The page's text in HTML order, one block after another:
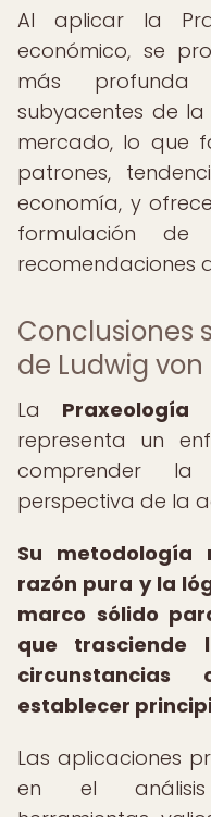
Al aplicar la
económico, se
más
subyacentes de
mercado, lo que
patrones,
economía, y
formulación de
recomendaciones
Conclusiones
de Ludwig von
La
representa un
comprender
perspectiva de la
Su metodología
razón pura y la
marco sólido
que trasciende
establecer
Las aplicaciones
en el análisis